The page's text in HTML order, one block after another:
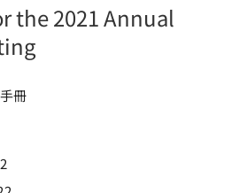
the 2021 Annual
冊